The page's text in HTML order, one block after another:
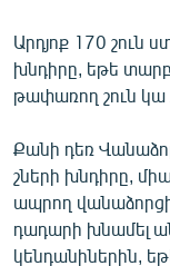
Արդյոք 170 շուն
խնդիրը, եթե
թափառող շուն կա
Քանի դեռ
շների խնդիրը,
ապրող
դադարի խնամել
կենդանիներին,